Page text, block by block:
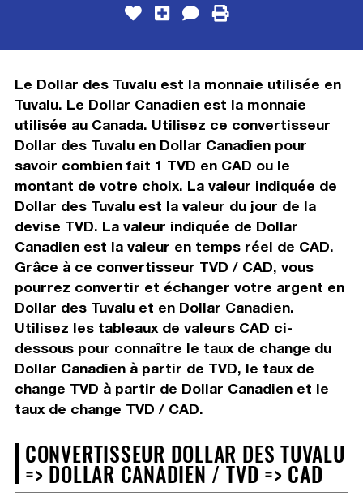
Le Dollar des Tuvalu est la monnaie utilisée en
Tuvalu. Le Dollar Canadien est la monnaie
utilisée au Canada. Utilisez ce convertisseur
Dollar des Tuvalu en Dollar Canadien pour
savoir combien fait 1 TVD en CAD ou le
montant de votre choix. La valeur indiquée de
Dollar des Tuvalu est la valeur du jour de la
devise TVD. La valeur indiquée de Dollar
Canadien est la valeur en temps réel de CAD.
Grâce à ce convertisseur TVD / CAD, vous
pourrez convertir et échanger votre argent en
Dollar des Tuvalu et en Dollar Canadien.
Utilisez les tableaux de valeurs CAD ci-
dessous pour connaître le taux de change du
Dollar Canadien à partir de TVD, le taux de
change TVD à partir de Dollar Canadien et le
taux de change TVD / CAD.
CONVERTISSEUR DOLLAR DES TUVALU
=> DOLLAR CANADIEN / TVD => CAD